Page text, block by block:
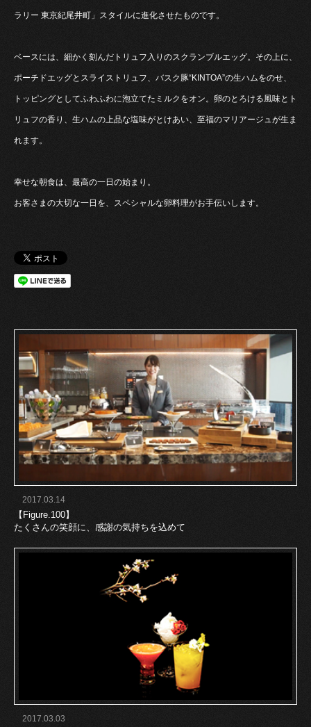
ラリー 東京紀尾井町」スタイルに進化させたものです。
ベースには、細かく刻んだトリュフ入りのスクランブルエッグ。その上に、
ポーチドエッグとスライストリュフ、バスク豚“KINTOA”の生ハムをのせ、
トッピングとしてふわふわに泡立てたミルクをオン。卵のとろける風味とト
リュフの香り、生ハムの上品な塩味がとけあい、至福のマリアージュが生ま
れます。
幸せな朝食は、最高の一日の始まり。
お客さまの大切な一日を、スペシャルな卵料理がお手伝いします。
2017.03.14
【Figure.100】
たくさんの笑顔に、感謝の気持ちを込めて
2017.03.03